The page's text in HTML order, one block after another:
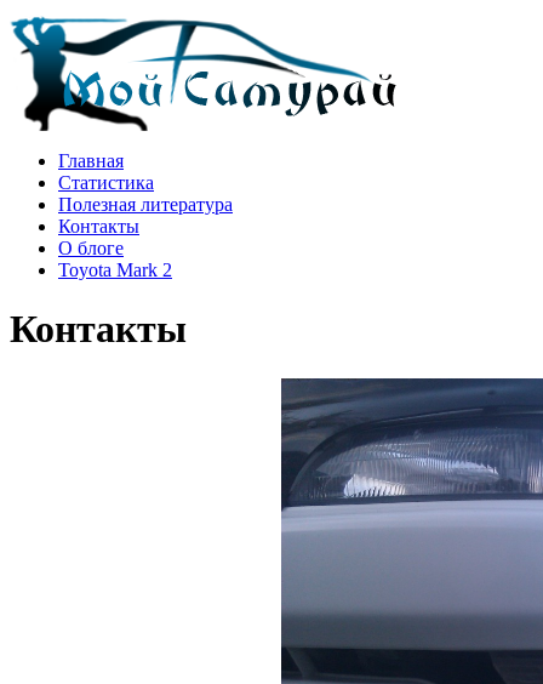
Главная
Статистика
Полезная литература
Контакты
О блоге
Toyota Mark 2
Контакты